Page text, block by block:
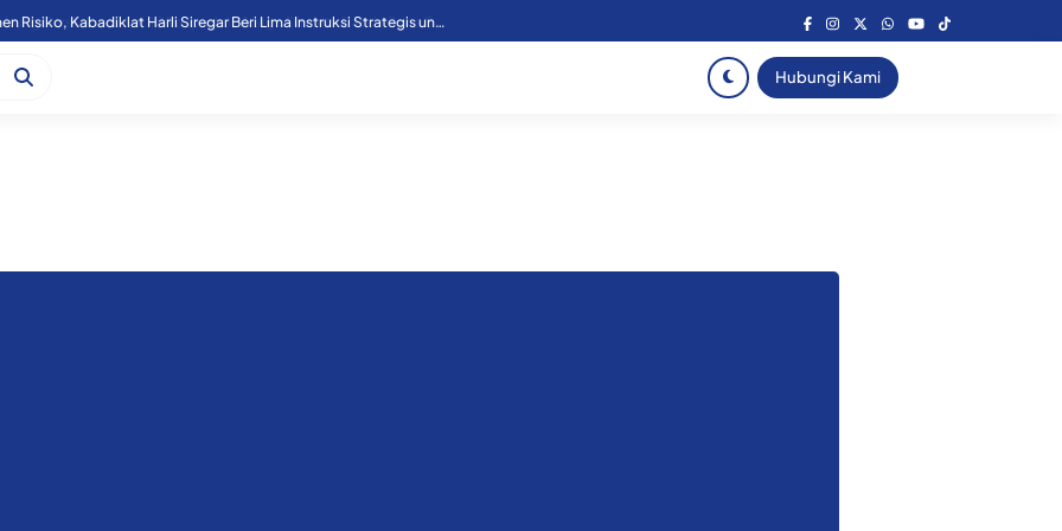
Tutup Diklat Manajemen Risiko, Kabadiklat Harli Siregar Beri Lima Instruksi Strategis untuk Perkuat Tata Kelola Kejaksaan
Hubungi Kami